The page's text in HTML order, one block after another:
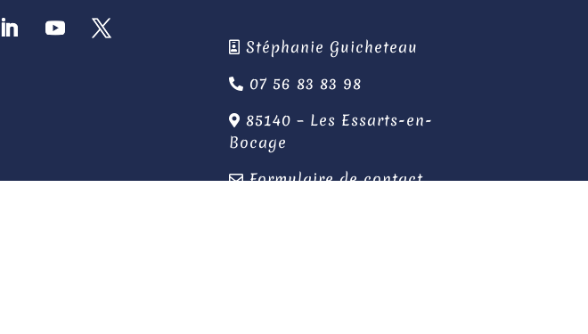
Stéphanie Guicheteau
07 56 83 83 98
85140 – Les Essarts-en-
Bocage
Formulaire de contact